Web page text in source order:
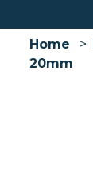
Home >
20mm